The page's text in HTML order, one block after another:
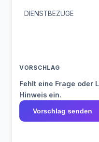
DIENSTBEZÜGE
VORSCHLAG
Fehlt eine Frage oder
Hinweis ein.
Vorschlag senden